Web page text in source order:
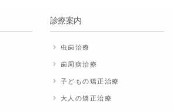
診療案内
虫歯治療
歯周病治療
子どもの矯正治療
大人の矯正治療